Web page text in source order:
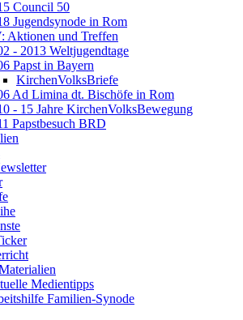
Council 50
Jugendsynode in Rom
Aktionen und Treffen
- 2013 Weltjugendtage
Papst in Bayern
KirchenVolksBriefe
Ad Limina dt. Bischöfe in Rom
- 15 Jahre KirchenVolksBewegung
Papstbesuch BRD
Medientipps
Familien-Synode